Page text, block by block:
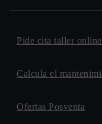
Pide cita taller
Calcula el
Ofertas Posventa